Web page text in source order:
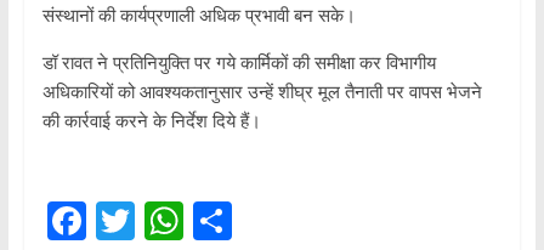
संस्थानों की कार्यप्रणाली अधिक प्रभावी बन सके।
डॉ रावत ने प्रतिनियुक्ति पर गये कार्मिकों की समीक्षा कर विभागीय
अधिकारियों को आवश्यकतानुसार उन्हें शीघ्र मूल तैनाती पर वापस भेजने
की कार्रवाई करने के निर्देश दिये हैं।
F T W S